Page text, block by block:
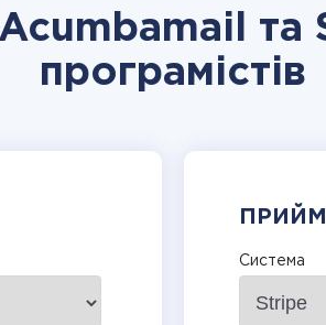
Acumbamail
програмістів
Система